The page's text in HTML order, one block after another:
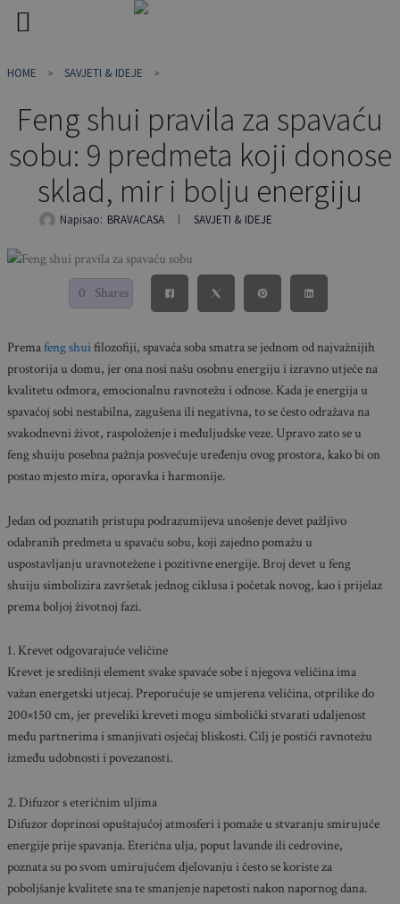
toHOME SAVJETI & IDEJE
Feng shui pravila za spavaću
sobu: 9 predmeta koji donose
sklad, mir i bolju energiju
Napisao: BRAVACASA SAVJETI & IDEJE
0 Shares
Premafeng shuifilozofiji, spavaća soba smatra se jednom od najvažnijih
prostorija u domu, jer ona nosi našu osobnu energiju i izravno utječe na
kvalitetu odmora, emocionalnu ravnotežu i odnose. Kada je energija u
spavaćoj sobi nestabilna, zagušena ili negativna, to se često odražava na
svakodnevni život, raspoloženje i međuljudske veze. Upravo zato se u
feng shuiju posebna pažnja posvećuje uređenju ovog prostora, kako bi on
postao mjesto mira, oporavka i harmonije.
Jedan od poznatih pristupa podrazumijeva unošenje devet pažljivo
odabranih predmeta u spavaću sobu, koji zajedno pomažu u
uspostavljanju uravnotežene i pozitivne energije. Broj devet u feng
shuiju simbolizira završetak jednog ciklusa i početak novog, kao i prijelaz
prema boljoj životnoj fazi.
1. Krevet odgovarajuće veličine
Krevet je središnji element svake spavaće sobe i njegova veličina ima
važan energetski utjecaj. Preporučuje se umjerena veličina, otprilike do
200×150 cm, jer preveliki kreveti mogu simbolički stvarati udaljenost
među partnerima i smanjivati osjećaj bliskosti. Cilj je postići ravnotežu
između udobnosti i povezanosti.
2. Difuzor s eteričnim uljima
Difuzor doprinosi opuštajućoj atmosferi i pomaže u stvaranju smirujuće
energije prije spavanja. Eterična ulja, poput lavande ili cedrovine,
poznata su po svom umirujućem djelovanju i često se koriste za
poboljšanje kvalitete sna te smanjenje napetosti nakon napornog dana.